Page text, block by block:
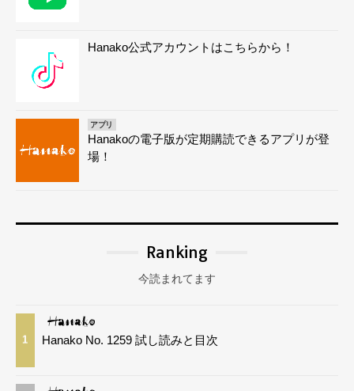
Hanako公式アカウントはこちらから！
アプリ
Hanakoの電子版が定期購読できるアプリが登
場！
Ranking
今読まれてます
1 Hanako No. 1259 試し読みと目次